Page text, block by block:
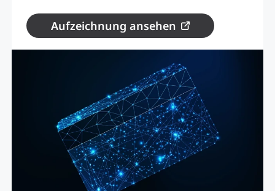
Aufzeichnung ansehen